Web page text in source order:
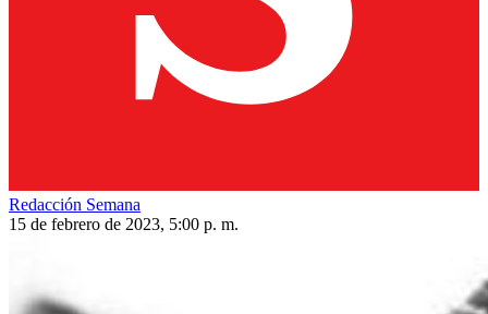
Redacción Semana
15 de febrero de 2023, 5:00 p. m.